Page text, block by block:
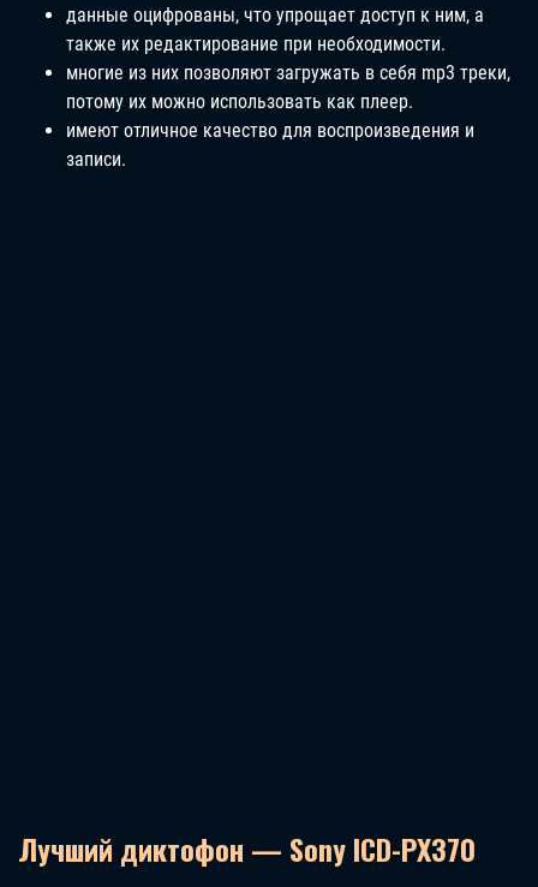
данные оцифрованы, что упрощает доступ к ним, а
также их редактирование при необходимости.
многие из них позволяют загружать в себя mp3 треки,
потому их можно использовать как плеер.
имеют отличное качество для воспроизведения и
записи.
Лучший диктофон — Sony ICD-PX370